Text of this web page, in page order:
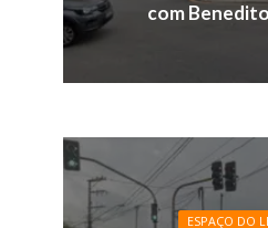
com
ESPAÇO DO